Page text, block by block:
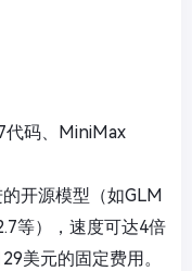
代码、MiniMax
开源模型（如GLM
等），速度可达4倍
美元的固定费用。